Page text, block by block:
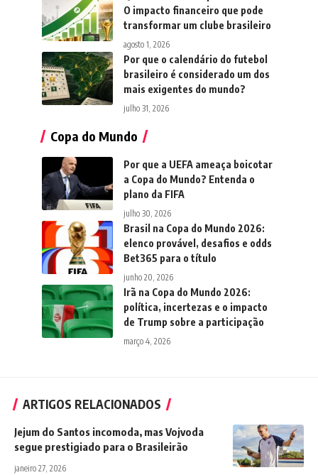
O impacto financeiro que pode
transformar um clube brasileiro
agosto 1, 2026
Por que o calendário do futebol
brasileiro é considerado um dos
mais exigentes do mundo?
julho 31, 2026
Copa do Mundo
Por que a UEFA ameaça boicotar
a Copa do Mundo? Entenda o
plano da FIFA
julho 30, 2026
Brasil na Copa do Mundo 2026:
elenco provável, desafios e odds
Bet365 para o título
junho 20, 2026
Irã na Copa do Mundo 2026:
política, incertezas e o impacto
de Trump sobre a participação
março 4, 2026
ARTIGOS RELACIONADOS
Jejum do Santos incomoda, mas Vojvoda
segue prestigiado para o Brasileirão
janeiro 27, 2026